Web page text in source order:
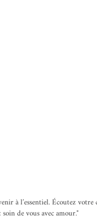
à l’essentiel. Écoutez
de vous avec amour."